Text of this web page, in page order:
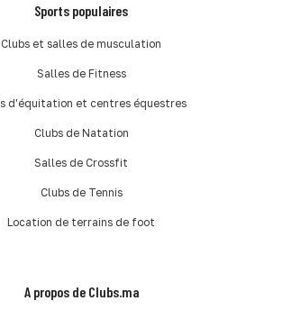
Sports populaires
Clubs et salles de musculation
Salles de Fitness
d'équitation et centres équestres
Clubs de Natation
Salles de Crossfit
Clubs de Tennis
Location de terrains de foot
A propos de Clubs.ma